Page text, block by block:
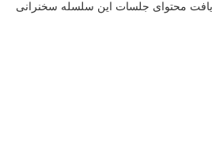
محتوای جلسات این سلسله سخنرانی